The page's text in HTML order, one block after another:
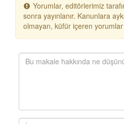
Yorumlar, editörlerimiz
sonra yayınlanır. Kanunlara
olmayan, küfür içeren